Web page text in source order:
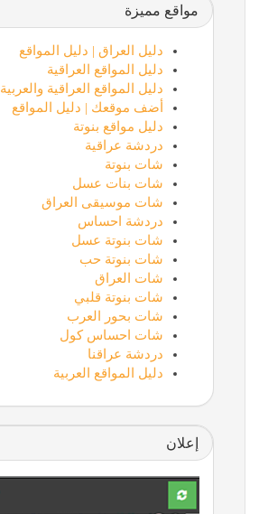
مواقع مميزة
دليل العراق | دليل المواقع
دليل المواقع العراقية
دليل المواقع العراقية والعربية
أضف موقعك | دليل المواقع
دليل مواقع بنوتة
دردشة عراقية
شات بنوتة
شات بنات عسل
شات موسيقى العراق
دردشة احساس
شات بنوتة عسل
شات بنوتة حب
شات العراق
شات بنوتة قلبي
شات بحور العرب
شات احساس كول
دردشة عراقنا
دليل المواقع العربية
إعلان